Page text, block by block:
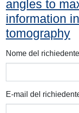
angles to
information
tomography
Nome del richiedente
E-mail del